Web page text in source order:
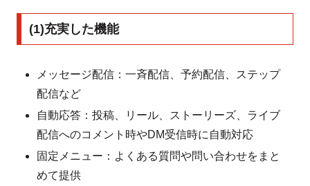
(1)充実した機能
メッセージ配信：一斉配信、予約配信、ステップ
配信など
自動応答：投稿、リール、ストーリーズ、ライブ
配信へのコメント時やDM受信時に自動対応
固定メニュー：よくある質問や問い合わせをまと
めて提供